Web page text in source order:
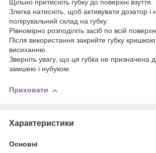
Щільно притисніть губку до поверхні взуття.
Злегка натисніть, щоб активувати дозатор і
полірувальний склад на губку.
Рівномірно розподіліть засіб по всій
Після використання закрийте губку
висиханню.
Зверніть увагу, що ця губка не призначена
замшею і нубуком.
Приховати
Характеристики
Основні